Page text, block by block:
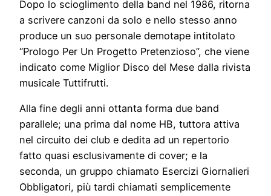
Dopo lo scioglimento della band nel 1986, ritorna
a scrivere canzoni da solo e nello stesso anno
produce un suo personale demotape intitolato
“Prologo Per Un Progetto Pretenzioso”, che viene
indicato come Miglior Disco del Mese dalla rivista
musicale Tuttifrutti.
Alla fine degli anni ottanta forma due band
parallele; una prima dal nome HB, tuttora attiva
nel circuito dei club e dedita ad un repertorio
fatto quasi esclusivamente di cover; e la
seconda, un gruppo chiamato Esercizi Giornalieri
Obbligatori, più tardi chiamati semplicemente